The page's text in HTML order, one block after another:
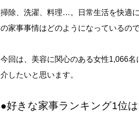
掃除、洗濯、料理…。日常生活を快適
の家事事情はどのようになっているの
今回は、美容に関心のある女性1,066
介したいと思います。
●好きな家事ランキング1位は